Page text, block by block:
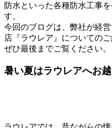
防水といった各種防水工事
す。
今回のブログは、弊社が経
店『ラウレア』についてのご
ぜひ最後までご覧ください。
暑い夏はラウレアへお